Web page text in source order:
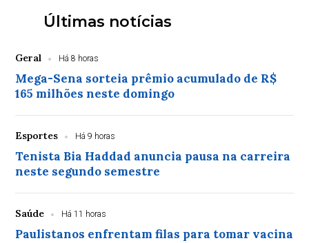
Últimas notícias
Geral Há 8 horas
Mega-Sena sorteia prêmio acumulado de R$
165 milhões neste domingo
Esportes Há 9 horas
Tenista Bia Haddad anuncia pausa na carreira
neste segundo semestre
Saúde Há 11 horas
Paulistanos enfrentam filas para tomar vacina